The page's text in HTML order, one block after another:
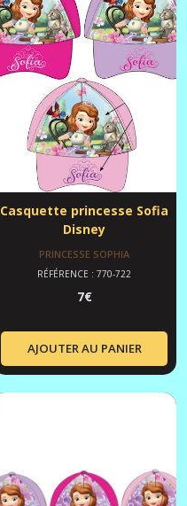
Casquette princesse Sofia
Disney
PRINCESSE SOPHIA
RÉFÉRENCE : 770-722
7€
AJOUTER AU PANIER